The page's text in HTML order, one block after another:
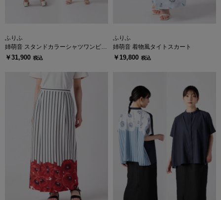
ふりふ
姉萌音 スタンドカラーシャツワンピー
ス
￥31,900 税込
ふりふ
姉萌音 着物風タイトスカート
￥19,800 税込